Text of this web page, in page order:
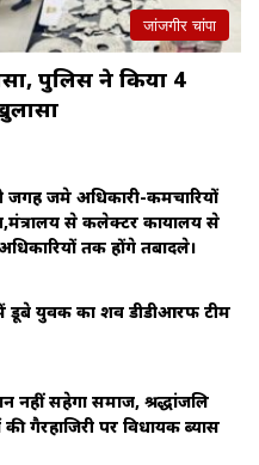
जांजगीर चांपा
पुलिस ने किया 4
जमे अधिकारी-कर्मचारियों
से कलेक्टर कार्यालय से
तक होंगे तबादले।
में डूबे युवक का शव डीडीआरफ टीम
नहीं सहेगा समाज, श्रद्धांजलि
गैरहाजिरी पर विधायक ब्यास